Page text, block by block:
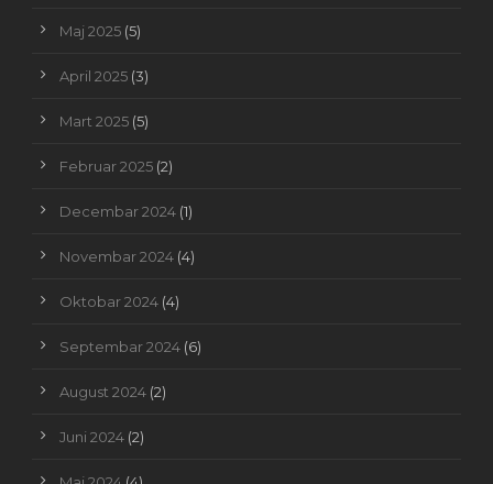
Maj 2025 (5)
April 2025 (3)
Mart 2025 (5)
Februar 2025 (2)
Decembar 2024 (1)
Novembar 2024 (4)
Oktobar 2024 (4)
Septembar 2024 (6)
August 2024 (2)
Juni 2024 (2)